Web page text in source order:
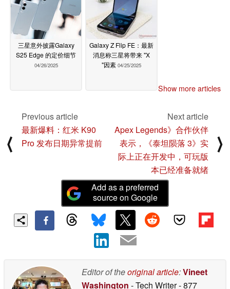
三星意外披露Galaxy
S25 Edge 的定价细节
04/26/2025
Galaxy Z Flip FE：最新
消息称三星将带来 "X
"因素 04/25/2025
Show more articles
⟨
Previous article
最新爆料：红米 K90
Pro 发布日期异常提前
Next article
Apex Legends》合作伙伴
表示，《泰坦陨落 3》实
际上正在开发中，可玩版
本已经准备就绪
⟩
Add as a preferred
source on Google
Editor of theoriginal article:Vineet
Washington - Tech Writer- 877